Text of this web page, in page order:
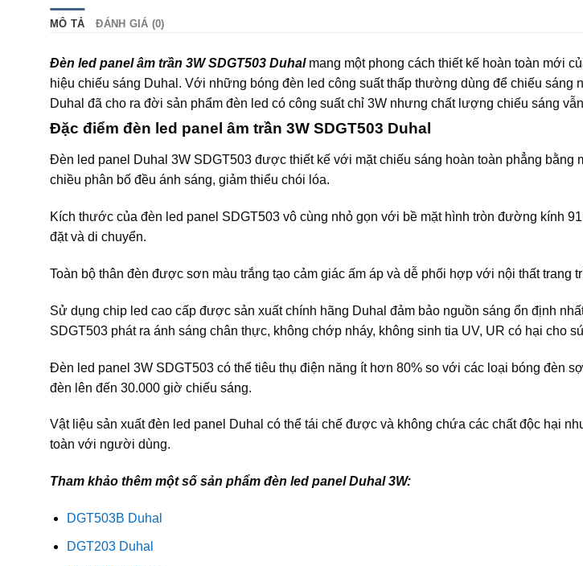
MÔ TẢ ĐÁNH GIÁ (0)
Đèn led panel âm trần 3W SDGT503 Duhal mang một phong cách thiết kế hoàn toàn mới
hiệu chiếu sáng Duhal. Với những bóng đèn led công suất thấp thường dùng để chiếu sáng
Duhal đã cho ra đời sản phẩm đèn led có công suất chỉ 3W nhưng chất lượng chiếu sáng
Đặc điểm đèn led panel âm trần 3W SDGT503 Duhal
Đèn led panel Duhal 3W SDGT503 được thiết kế với mặt chiếu sáng hoàn toàn phẳng bằng
chiều phân bố đều ánh sáng, giảm thiểu chói lóa.
Kích thước của đèn led panel SDGT503 vô cùng nhỏ gọn với bề mặt hình tròn đường kính
đặt và di chuyển.
Toàn bộ thân đèn được sơn màu trắng tạo cảm giác ấm áp và dễ phối hợp với nội thất trang
Sử dụng chip led cao cấp được sản xuất chính hãng Duhal đảm bảo nguồn sáng ổn định
SDGT503 phát ra ánh sáng chân thực, không chớp nháy, không sinh tia UV, UR có hại cho
Đèn led panel 3W SDGT503 có thể tiêu thụ điện năng ít hơn 80% so với các loại bóng đèn
đèn lên đến 30.000 giờ chiếu sáng.
Vật liệu sản xuất đèn led panel Duhal có thể tái chế được và không chứa các chất độc hại
toàn với người dùng.
Tham khảo thêm một số sản phẩm đèn led panel Duhal 3W:
DGT503B Duhal
DGT203 Duhal